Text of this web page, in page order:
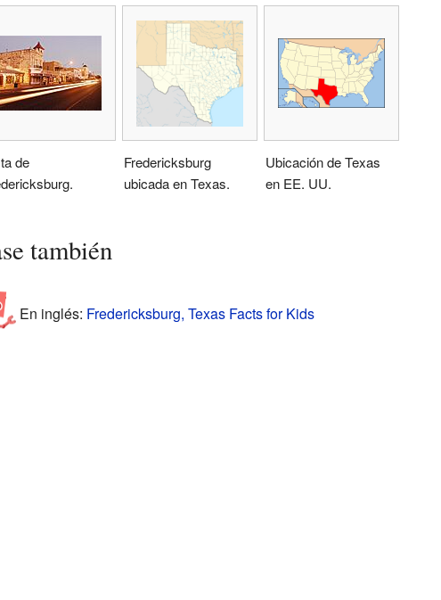
de
Fredericksburg
ubicada en Texas.
Ubicación de Texas
en EE. UU.
también
En inglés: Fredericksburg, Texas Facts for Kids